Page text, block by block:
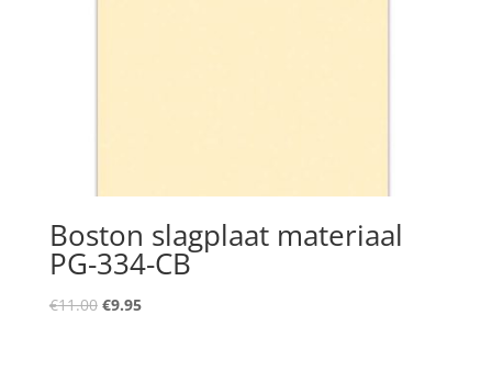
Boston slagplaat materiaal
PG-334-CB
€11.00 Oorspronkelijke
€9.95Huidige